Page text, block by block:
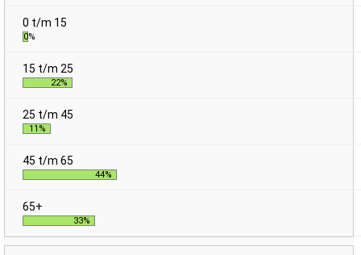
0%
22%
11%
44%
33%